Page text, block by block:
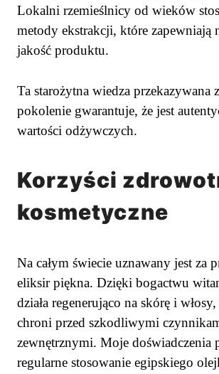
Lokalni rzemieślnicy od wieków
metody ekstrakcji, które zapewniają
jakość produktu.
Ta starożytna wiedza przekazywana
pokolenie gwarantuje, że jest
wartości odżywczych.
Korzyści
kosmetyczne
Na całym świecie uznawany jest za
eliksir piękna. Dzięki bogactwu
działa regenerująco na skórę i
chroni przed szkodliwymi
zewnętrznymi. Moje doświadczenia
regularne stosowanie egipskiego